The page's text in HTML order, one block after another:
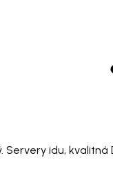
Servery idu,